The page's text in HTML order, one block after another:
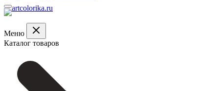
Меню
Каталог товаров